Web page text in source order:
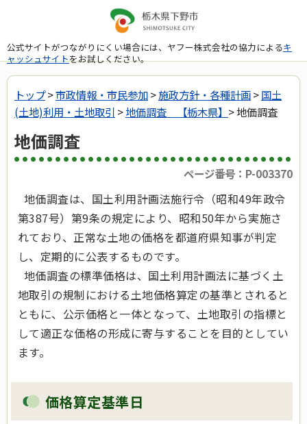
公式サイトがつながりにくい場合には、ヤフー株式会社の協力によるキ
ャッシュサイトをお試しください。
トップ>市政情報・市民参加>施政方針・各種計画>国土
(土地)利用・土地取引 >地価調査 【栃木県】 > 地価調査
地価調査
ページ番号：P-003370
地価調査は、国土利用計画法施行令（昭和49年政令
第387号）第9条の規定により、昭和50年から実施さ
れており、正常な土地の価格を都道府県知事が判定
し、定期的に公表するものです。
地価調査の標準価格は、国土利用計画法に基づく土
地取引の規制における土地価格算定の基準とされると
ともに、公示価格と一体となって、土地取引の指標と
して適正な価格の形成に寄与することを目的としてい
ます。
価格算定基準日